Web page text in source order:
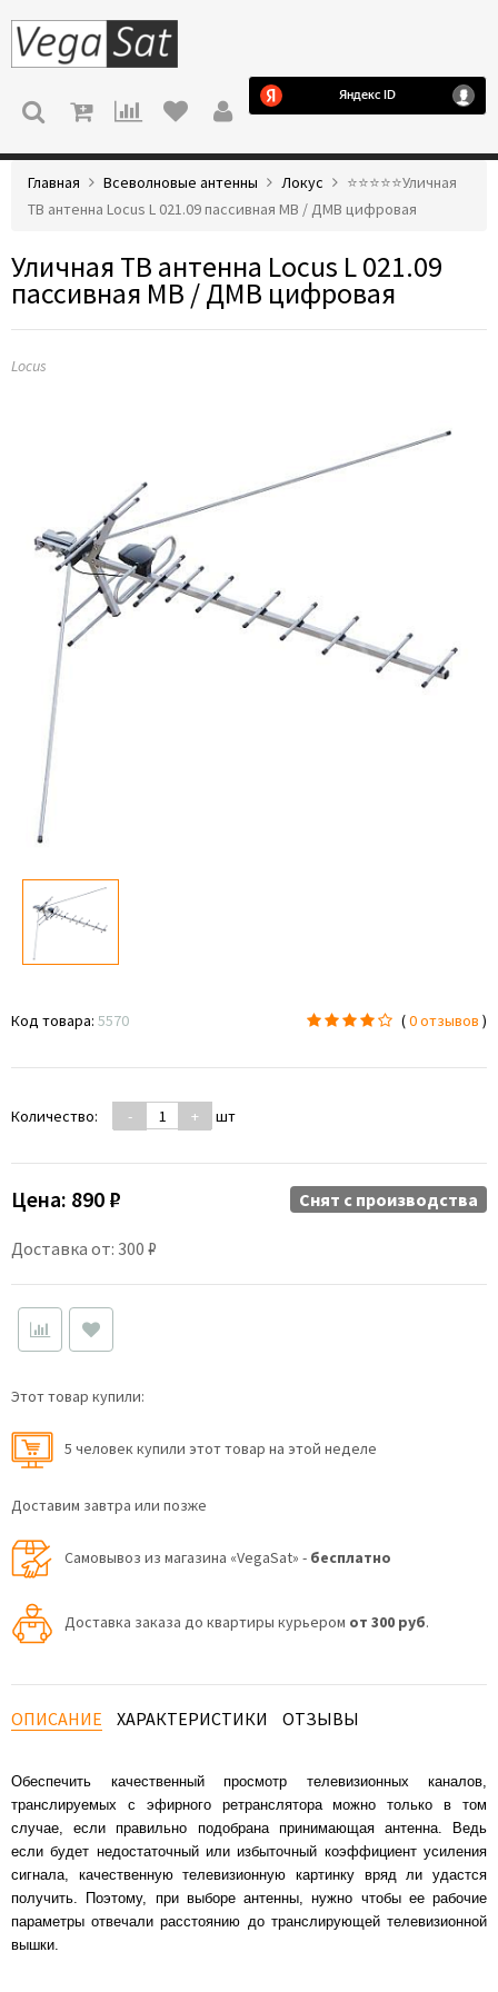
МЕНЮ
Главная Всеволновые антенны Локус
⭐️⭐️⭐️⭐️⭐️Уличная
ТВ антенна Locus L 021.09 пассивная МВ / ДМВ цифровая
Уличная ТВ антенна Locus L 021.09
пассивная МВ / ДМВ цифровая
Locus
Код товара: 5570 (0 отзывов )
Количество: - + шт
Цена: 890 ₽
Доставка от: 300 ₽
Снят c производства
Этот товар купили:
5 человек купили этот товар на этой неделе
Доставим завтра или позже
Самовывоз из магазина «VegaSat» - бесплатно
Доставка заказа до квартиры курьером от 300 руб.
ОПИСАНИЕ ХАРАКТЕРИСТИКИ ОТЗЫВЫ
Обеспечить качественный просмотр телевизионных каналов,
транслируемых с эфирного ретранслятора можно только в том
случае, если правильно подобрана принимающая антенна. Ведь
если будет недостаточный или избыточный коэффициент усиления
сигнала, качественную телевизионную картинку вряд ли удастся
получить. Поэтому, при выборе антенны, нужно чтобы ее рабочие
параметры отвечали расстоянию до транслирующей телевизионной
вышки.